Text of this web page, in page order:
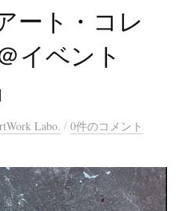
ート・コレ
イベント
Labo. / 0件のコメント